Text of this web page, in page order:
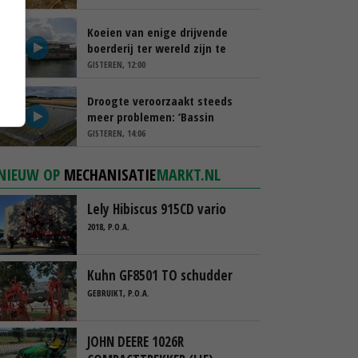
Koeien van enige drijvende
boerderij ter wereld zijn te
koop
GISTEREN, 12:00
Droogte veroorzaakt steeds
meer problemen: ‘Bassin
afgelopen week al leeg’
GISTEREN, 14:06
OP MECHANISATIEMARKT.NL
Lely Hibiscus 915CD vario
2018, P.O.A.
Kuhn GF8501 TO schudder
GEBRUIKT, P.O.A.
JOHN DEERE 1026R